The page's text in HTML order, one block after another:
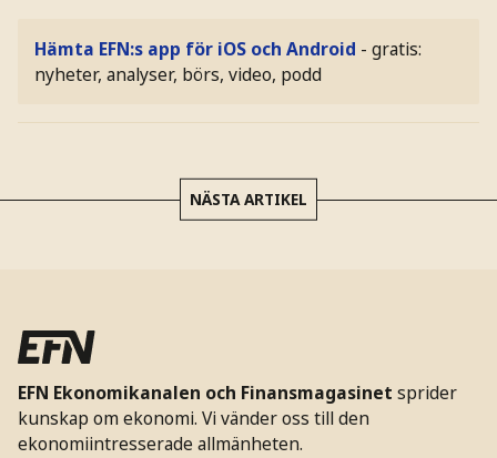
Hämta EFN:s app för iOS och Android - gratis:
nyheter, analyser, börs, video, podd
NÄSTA ARTIKEL
EFN Ekonomikanalen och Finansmagasinet sprider
kunskap om ekonomi. Vi vänder oss till den
ekonomiintresserade allmänheten.